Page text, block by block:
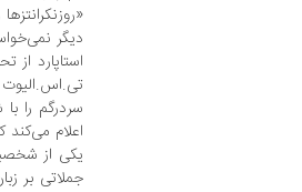
دیگر
استاپارد
تی.اس.الیوت
سردرگم را
اعلام
یکی از
جملاتی بر